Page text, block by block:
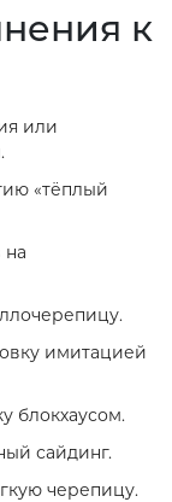
к
или
«тёплый
на
имитацией
блокхаусом.
сайдинг.
черепицу.